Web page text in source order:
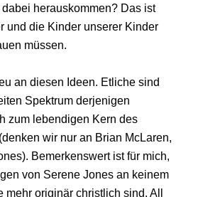
herauskommen? Das ist
und die Kinder unserer Kinder
müssen.
an diesen Ideen. Etliche sind
Spektrum derjenigen
zum lebendigen Kern des
wir nur an Brian McLaren,
Bemerkenswert ist für mich,
von Serene Jones an keinem
originär christlich sind. All